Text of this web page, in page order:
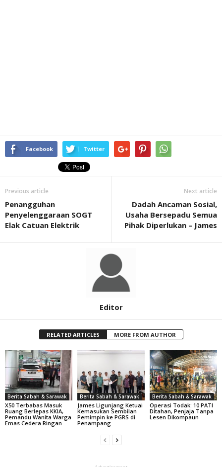
Facebook Twitter
Previous article
Penangguhan
Penyelenggaraan SOGT
Elak Catuan Elektrik
Next article
Dadah Ancaman Sosial,
Usaha Bersepadu Semua
Pihak Diperlukan – James
Editor
RELATED ARTICLES MORE FROM AUTHOR
Berita Sabah & Sarawak
X50 Terbabas Masuk
Ruang Berlepas KKIA,
Pemandu Wanita Warga
Emas Cedera Ringan
Berita Sabah & Sarawak
James Ligunjang Ketuai
Kemasukan Sembilan
Pemimpin ke PGRS di
Penampang
Berita Sabah & Sarawak
Operasi Todak: 10 PATI
Ditahan, Penjaja Tanpa
Lesen Dikompaun